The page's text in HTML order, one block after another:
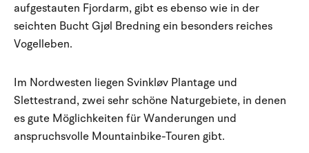
aufgestauten Fjordarm, gibt es ebenso wie in der
seichten Bucht Gjøl Bredning ein besonders reiches
Vogelleben.
Im Nordwesten liegen Svinkløv Plantage und
Slettestrand, zwei sehr schöne Naturgebiete, in denen
es gute Möglichkeiten für Wanderungen und
anspruchsvolle Mountainbike-Touren gibt.